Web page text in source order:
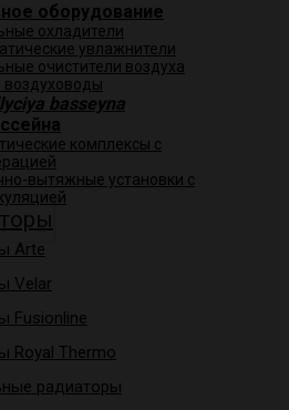
оборудование
охладители
увлажнители
очистители воздуха
воздуховоды
комплексы с
вытяжные установки с
Arte
Velar
Fusionline
Royal Thermo
радиаторы